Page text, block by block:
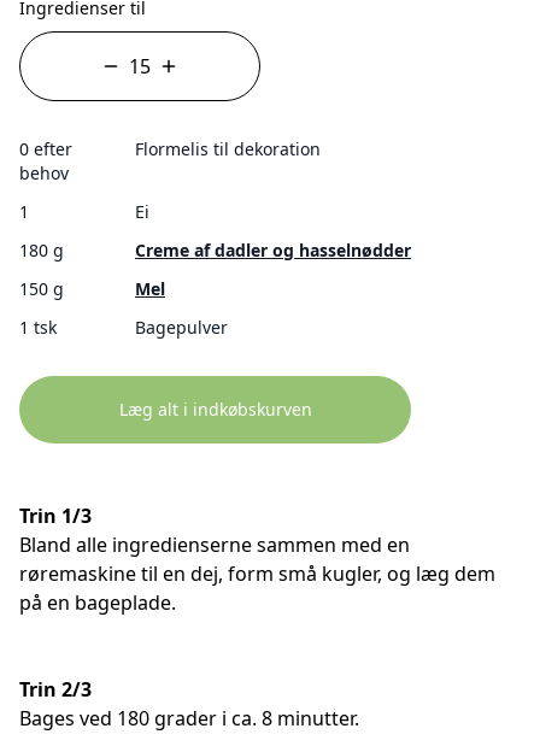
Ingredienser til
0 efter
behov
Flormelis til dekoration
1
Ei
180 g
Creme af dadler og hasselnødder
150 g
Mel
1 tsk
Bagepulver
Læg alt i indkøbskurven
Trin 1/3
Bland alle ingredienserne sammen med en
røremaskine til en dej, form små kugler, og læg dem
på en bageplade.
Trin 2/3
Bages ved 180 grader i ca. 8 minutter.